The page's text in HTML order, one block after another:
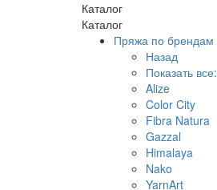
Каталог
Каталог
Пряжа по брендам
Назад
Показать все:
Alize
Color City
Fibra Natura
Gazzal
Himalaya
Nako
YarnArt